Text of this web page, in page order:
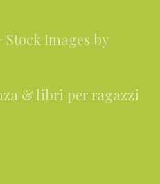
Stock Images by
& libri per ragazzi